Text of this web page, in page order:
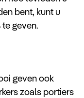
bent, kunt u
geven.
geven ook
zoals portiers